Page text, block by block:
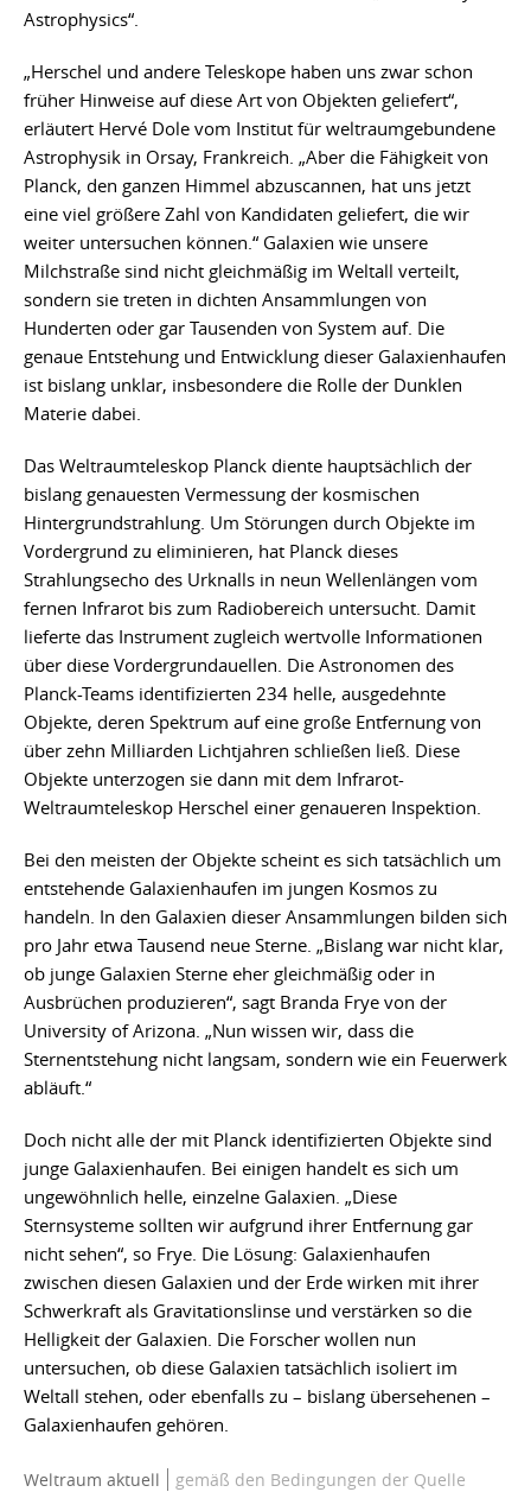
Astrophysics“.
„Herschel und andere Teleskope haben uns zwar schon
früher Hinweise auf diese Art von Objekten geliefert“,
erläutert Hervé Dole vom Institut für weltraumgebundene
Astrophysik in Orsay, Frankreich. „Aber die Fähigkeit von
Planck, den ganzen Himmel abzuscannen, hat uns jetzt
eine viel größere Zahl von Kandidaten geliefert, die wir
weiter untersuchen können.“ Galaxien wie unsere
Milchstraße sind nicht gleichmäßig im Weltall verteilt,
sondern sie treten in dichten Ansammlungen von
Hunderten oder gar Tausenden von System auf. Die
genaue Entstehung und Entwicklung dieser Galaxienhaufen
ist bislang unklar, insbesondere die Rolle der Dunklen
Materie dabei.
Das Weltraumteleskop Planck diente hauptsächlich der
bislang genauesten Vermessung der kosmischen
Hintergrundstrahlung. Um Störungen durch Objekte im
Vordergrund zu eliminieren, hat Planck dieses
Strahlungsecho des Urknalls in neun Wellenlängen vom
fernen Infrarot bis zum Radiobereich untersucht. Damit
lieferte das Instrument zugleich wertvolle Informationen
über diese Vordergrundauellen. Die Astronomen des
Planck-Teams identifizierten 234 helle, ausgedehnte
Objekte, deren Spektrum auf eine große Entfernung von
über zehn Milliarden Lichtjahren schließen ließ. Diese
Objekte unterzogen sie dann mit dem Infrarot-
Weltraumteleskop Herschel einer genaueren Inspektion.
Bei den meisten der Objekte scheint es sich tatsächlich um
entstehende Galaxienhaufen im jungen Kosmos zu
handeln. In den Galaxien dieser Ansammlungen bilden sich
pro Jahr etwa Tausend neue Sterne. „Bislang war nicht klar,
ob junge Galaxien Sterne eher gleichmäßig oder in
Ausbrüchen produzieren“, sagt Branda Frye von der
University of Arizona. „Nun wissen wir, dass die
Sternentstehung nicht langsam, sondern wie ein Feuerwerk
abläuft.“
Doch nicht alle der mit Planck identifizierten Objekte sind
junge Galaxienhaufen. Bei einigen handelt es sich um
ungewöhnlich helle, einzelne Galaxien. „Diese
Sternsysteme sollten wir aufgrund ihrer Entfernung gar
nicht sehen“, so Frye. Die Lösung: Galaxienhaufen
zwischen diesen Galaxien und der Erde wirken mit ihrer
Schwerkraft als Gravitationslinse und verstärken so die
Helligkeit der Galaxien. Die Forscher wollen nun
untersuchen, ob diese Galaxien tatsächlich isoliert im
Weltall stehen, oder ebenfalls zu – bislang übersehenen –
Galaxienhaufen gehören.
Weltraum aktuell gemäß den Bedingungen der Quelle